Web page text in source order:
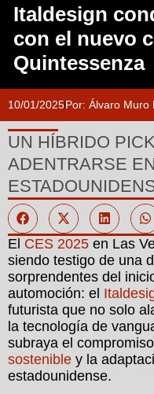
Italdesign
con el nuevo
Quintessenza
10/01/2025Por: Álvaro Muro
UN HÍBRIDO
ADENTRARSE
El CES 2025 en Las
siendo testigo de una
sorprendentes del
automoción: el
futurista que no solo
la tecnología de
subraya el
sostenible y la
estadounidense.